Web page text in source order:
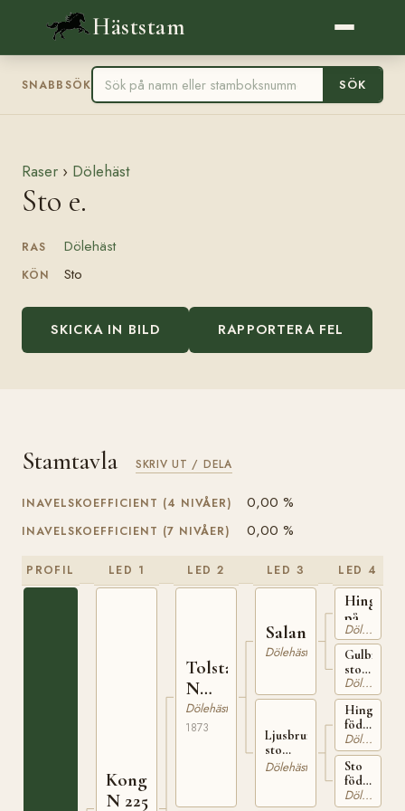
Häststam
SNABBSÖK SÖK
Raser › Dölehäst
Sto e.
RAS Dölehäst
KÖN Sto
SKICKA IN BILD RAPPORTERA FEL
Stamtavla SKRIV UT / DELA
INAVELSKOEFFICIENT (4 NIVÅER) 0,00 %
INAVELSKOEFFICIENT (7 NIVÅER) 0,00 %
PROFIL LED 1
Kongslibrun
N 225
LED 2
Tolstadbrun
N
166
Dölehäst
1873
LED 3
Salanderborken
Dölehäst
Ljusbrunt
sto
född
Dölehäst
LED 4
Hingst
på
Nordre
Kleppe
Dölehäst
Gulbrunt
sto
född
1860
från
Kleppe
Dölehäst
Hingst
född
på
Bjölstad
i
Våge
(Hedalen)
Dölehäst
Sto
född
omkring
Dölehäst